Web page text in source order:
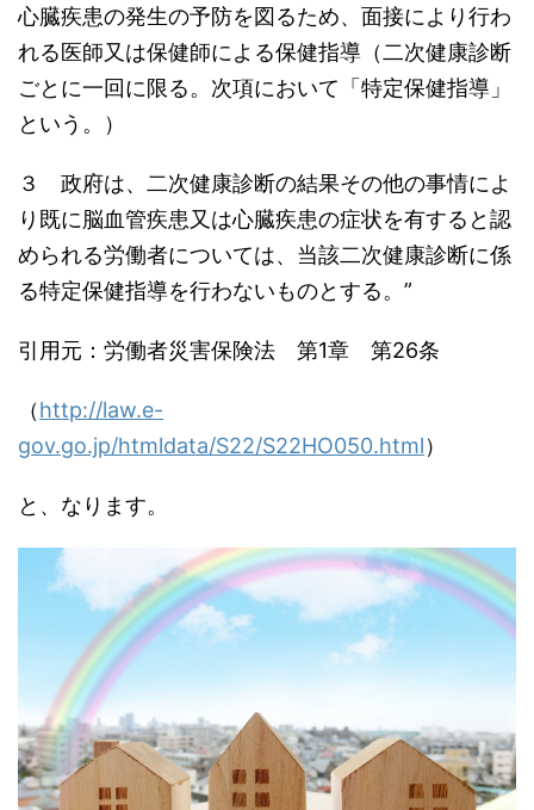
心臓疾患の発生の予防を図るため、面接により行わ
れる医師又は保健師による保健指導（二次健康診断
ごとに一回に限る。次項において「特定保健指導」
という。）
３ 政府は、二次健康診断の結果その他の事情によ
り既に脳血管疾患又は心臓疾患の症状を有すると認
められる労働者については、当該二次健康診断に係
る特定保健指導を行わないものとする。”
引用元：労働者災害保険法 第1章 第26条
（http://law.e-
gov.go.jp/htmldata/S22/S22HO050.html）
と、なります。